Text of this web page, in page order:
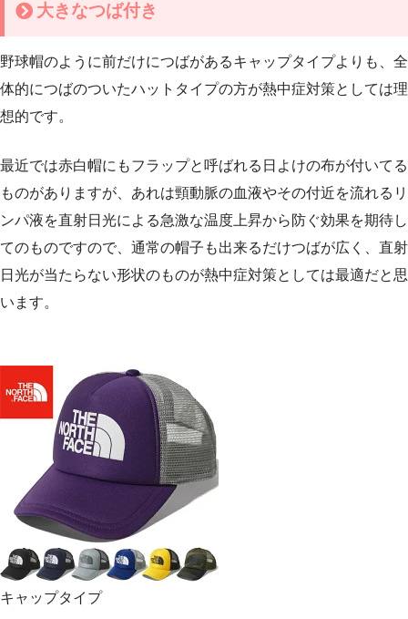
大きなつば付き
野球帽のように前だけにつばがあるキャップタイプよりも、全
体的につばのついたハットタイプの方が熱中症対策としては理
想的です。
最近では赤白帽にもフラップと呼ばれる日よけの布が付いてる
ものがありますが、あれは頸動脈の血液やその付近を流れるリ
ンパ液を直射日光による急激な温度上昇から防ぐ効果を期待し
てのものですので、通常の帽子も出来るだけつばが広く、直射
日光が当たらない形状のものが熱中症対策としては最適だと思
います。
キャップタイプ